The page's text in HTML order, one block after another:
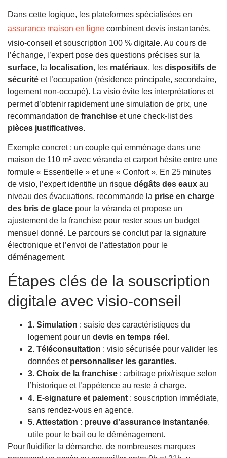
Dans cette logique, les plateformes spécialisées en
assurance maison en ligne combinent devis instantanés,
visio-conseil et souscription 100 % digitale. Au cours de
l’échange, l’expert pose des questions précises sur la
surface, la localisation, les matériaux, les dispositifs de
sécurité et l’occupation (résidence principale, secondaire,
logement non-occupé). La visio évite les interprétations et
permet d’obtenir rapidement une simulation de prix, une
recommandation de franchise et une check-list des
pièces justificatives.
Exemple concret : un couple qui emménage dans une
maison de 110 m² avec véranda et carport hésite entre une
formule « Essentielle » et une « Confort ». En 25 minutes
de visio, l’expert identifie un risque dégâts des eaux au
niveau des évacuations, recommande la prise en charge
des bris de glace pour la véranda et propose un
ajustement de la franchise pour rester sous un budget
mensuel donné. Le parcours se conclut par la signature
électronique et l’envoi de l’attestation pour le
déménagement.
Étapes clés de la souscription
digitale avec visio-conseil
1. Simulation : saisie des caractéristiques du
logement pour un devis en temps réel .
2. Téléconsultation : visio sécurisée pour valider les
données et personnaliser les garanties.
3. Choix de la franchise : arbitrage prix/risque selon
l’historique et l’appétence au reste à charge.
4. E-signature et paiement : souscription immédiate,
sans rendez-vous en agence.
5. Attestation : preuve d’assurance instantanée,
utile pour le bail ou le déménagement.
Pour fluidifier la démarche, de nombreuses marques